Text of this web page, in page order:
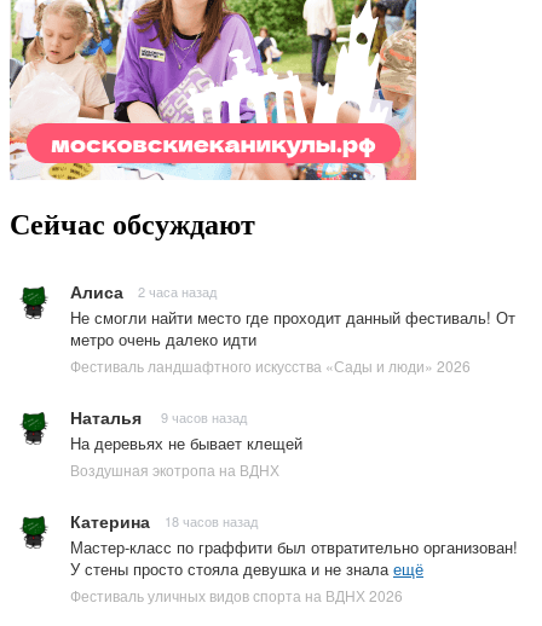
Сейчас обсуждают
Алиса 2 часа назад
Не смогли найти место где проходит данный фестиваль! От
метро очень далеко идти
Фестиваль ландшафтного искусства «Сады и люди» 2026
Наталья 9 часов назад
На деревьях не бывает клещей
Воздушная экотропа на ВДНХ
Катерина 18 часов назад
Мастер-класс по граффити был отвратительно организован!
У стены просто стояла девушка и не зналаещё
Фестиваль уличных видов спорта на ВДНХ 2026